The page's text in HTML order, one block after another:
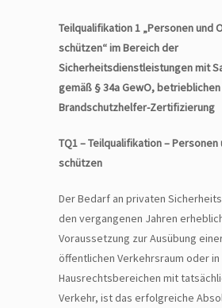
Teilqualifikation 1 „Personen und
schützen“ im Bereich der
Sicherheitsdienstleistungen mit
gemäß § 34a GewO,
Brandschutzhelfer-Zertifizierung
TQ1 – Teilqualifikation –
schützen
Der Bedarf an privaten
den vergangenen Jahren
Voraussetzung zur Ausübung
öffentlichen Verkehrsraum oder in
Hausrechtsbereichen mit
Verkehr, ist das erfolgreiche